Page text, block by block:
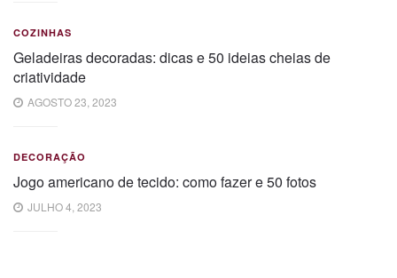
COZINHAS
Geladeiras decoradas: dicas e 50 ideias cheias de
criatividade
AGOSTO 23, 2023
DECORAÇÃO
Jogo americano de tecido: como fazer e 50 fotos
JULHO 4, 2023